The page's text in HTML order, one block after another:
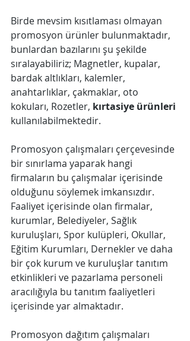
Birde mevsim kısıtlaması olmayan
promosyon ürünler bulunmaktadır,
bunlardan bazılarını şu şekilde
sıralayabiliriz; Magnetler, kupalar,
bardak altlıkları, kalemler,
anahtarlıklar, çakmaklar, oto
kokuları, Rozetler, kırtasiye ürünleri
kullanılabilmektedir.
Promosyon çalışmaları çerçevesinde
bir sınırlama yaparak hangi
firmaların bu çalışmalar içerisinde
olduğunu söylemek imkansızdır.
Faaliyet içerisinde olan firmalar,
kurumlar, Belediyeler, Sağlık
kuruluşları, Spor kulüpleri, Okullar,
Eğitim Kurumları, Dernekler ve daha
bir çok kurum ve kuruluşlar tanıtım
etkinlikleri ve pazarlama personeli
aracılığıyla bu tanıtım faaliyetleri
içerisinde yar almaktadır.
Promosyon dağıtım çalışmaları